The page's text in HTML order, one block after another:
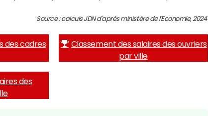
Source : calculs JDN d'après ministère de l'Economie, 2024
des cadres
Classement des salaires des ouvriers
par ville
des